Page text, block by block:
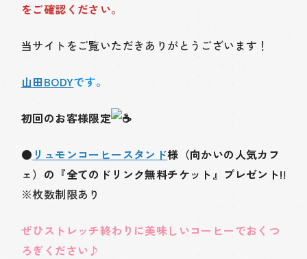
をご確認ください。
当サイトをご覧いただきありがとうございます！
山田BODYです。
初回のお客様限定
● リュモンコーヒースタンド様（向かいの人気カフ
ェ）の『全てのドリンク無料チケット』プレゼント!!
※枚数制限あり
ぜひストレッチ終わりに美味しいコーヒーでおくつ
ろぎください ♪